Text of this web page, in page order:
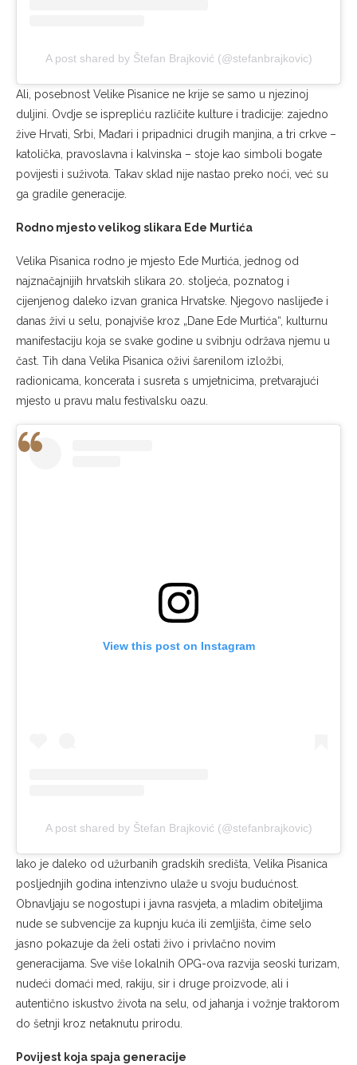
A post shared by Štefan Brajković (@stefanbrajkovic)
Ali, posebnost Velike Pisanice ne krije se samo u njezinoj
duljini. Ovdje se isprepliću različite kulture i tradicije: zajedno
žive Hrvati, Srbi, Mađari i pripadnici drugih manjina, a tri crkve –
katolička, pravoslavna i kalvinska – stoje kao simboli bogate
povijesti i suživota. Takav sklad nije nastao preko noći, već su
ga gradile generacije.
Rodno mjesto velikog slikara Ede Murtića
Velika Pisanica rodno je mjesto Ede Murtića, jednog od
najznačajnijih hrvatskih slikara 20. stoljeća, poznatog i
cijenjenog daleko izvan granica Hrvatske. Njegovo naslijeđe i
danas živi u selu, ponajviše kroz „Dane Ede Murtića“, kulturnu
manifestaciju koja se svake godine u svibnju održava njemu u
čast. Tih dana Velika Pisanica oživi šarenilom izložbi,
radionicama, koncerata i susreta s umjetnicima, pretvarajući
mjesto u pravu malu festivalsku oazu.
View this post on Instagram
A post shared by Štefan Brajković (@stefanbrajkovic)
Iako je daleko od užurbanih gradskih središta, Velika Pisanica
posljednjih godina intenzivno ulaže u svoju budućnost.
Obnavljaju se nogostupi i javna rasvjeta, a mladim obiteljima
nude se subvencije za kupnju kuća ili zemljišta, čime selo
jasno pokazuje da želi ostati živo i privlačno novim
generacijama. Sve više lokalnih OPG-ova razvija seoski turizam,
nudeći domaći med, rakiju, sir i druge proizvode, ali i
autentično iskustvo života na selu, od jahanja i vožnje traktorom
do šetnji kroz netaknutu prirodu.
Povijest koja spaja generacije